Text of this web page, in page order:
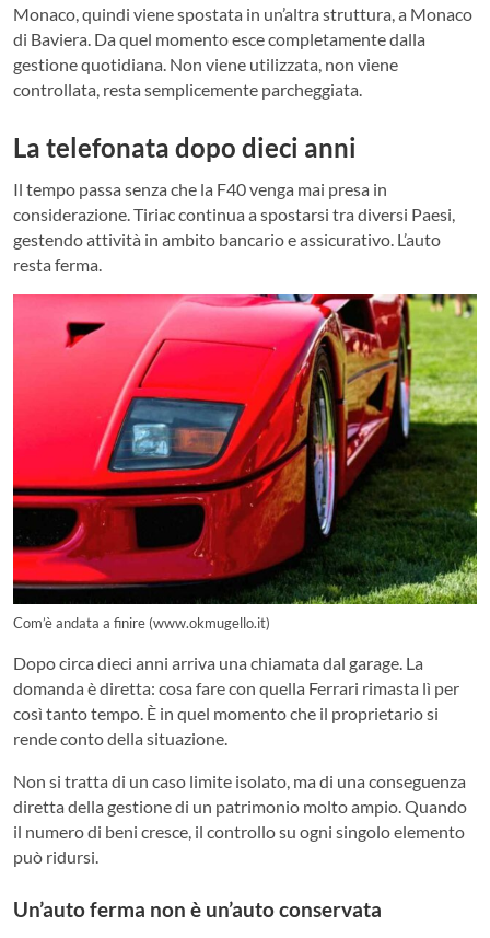
Monaco, quindi viene spostata in un’altra struttura, a Monaco
di Baviera. Da quel momento esce completamente dalla
gestione quotidiana. Non viene utilizzata, non viene
controllata, resta semplicemente parcheggiata.
La telefonata dopo dieci anni
Il tempo passa senza che la F40 venga mai presa in
considerazione. Tiriac continua a spostarsi tra diversi Paesi,
gestendo attività in ambito bancario e assicurativo. L’auto
resta ferma.
Com’è andata a finire (www.okmugello.it)
Dopo circa dieci anni arriva una chiamata dal garage. La
domanda è diretta: cosa fare con quella Ferrari rimasta lì per
così tanto tempo. È in quel momento che il proprietario si
rende conto della situazione.
Non si tratta di un caso limite isolato, ma di una conseguenza
diretta della gestione di un patrimonio molto ampio. Quando
il numero di beni cresce, il controllo su ogni singolo elemento
può ridursi.
Un’auto ferma non è un’auto conservata